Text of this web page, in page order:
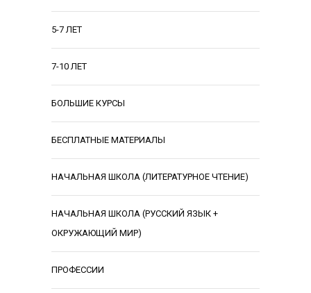
5-7 ЛЕТ
7-10 ЛЕТ
БОЛЬШИЕ КУРСЫ
БЕСПЛАТНЫЕ МАТЕРИАЛЫ
НАЧАЛЬНАЯ ШКОЛА (ЛИТЕРАТУРНОЕ ЧТЕНИЕ)
НАЧАЛЬНАЯ ШКОЛА (РУССКИЙ ЯЗЫК +
ОКРУЖАЮЩИЙ МИР)
ПРОФЕССИИ